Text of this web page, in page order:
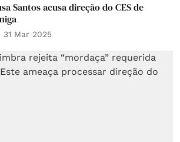
Santos acusa direção do CES de
31 Mar 2025